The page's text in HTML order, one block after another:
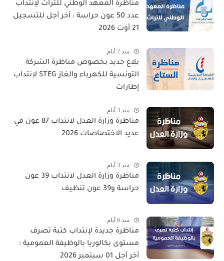
مناظرة المعهد الوطني للتراث لإنتداب
عدد 50 عون حراسة : آخر أجل للتسجيل
21 أوت 2026
منذ 2 أيام
بلاغ جديد بخصوص مناظرة الشركة
التونسية للكهرباء والغاز STEG لإنتداب
إطارات
منذ 3 أيام
مناظرة وزارة العدل لانتداب 87 عون في
عديد الاختصاصات 2026
منذ 3 أيام
مناظرة وزارة العدل لانتداب 39 عون
حراسة و39 عون تنظيف
منذ 6 أيام
مناظرة جديدة لإنتداب كتبة تصرف
مستوى بكالوريا بالوظيفة العمومية :
آخر أجل 01 سبتمبر 2026